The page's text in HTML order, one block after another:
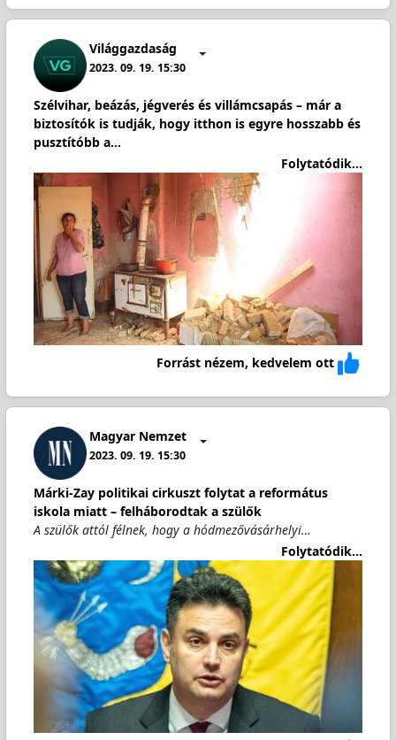
Világgazdaság
2023. 09. 19. 15:30
Szélvihar, beázás, jégverés és villámcsapás – már a
biztosítók is tudják, hogy itthon is egyre hosszabb és
pusztítóbb a…
Folytatódik...
Forrást nézem, kedvelem ott
Magyar Nemzet
2023. 09. 19. 15:30
Márki-Zay politikai cirkuszt folytat a református
iskola miatt – felháborodtak a szülők
A szülők attól félnek, hogy a hódmezővásárhelyi…
Folytatódik...